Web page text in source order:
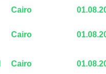
Cairo
Cairo
Cairo